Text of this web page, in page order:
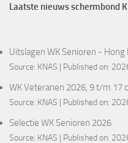
Laatste nieuws schermbond
Uitslagen WK Senioren -
Source: KNAS Published on:
WK Veteranen 2026, 9 t/m 17
Source: KNAS Published on:
Selectie WK Senioren 2026
Source: KNAS Published on: